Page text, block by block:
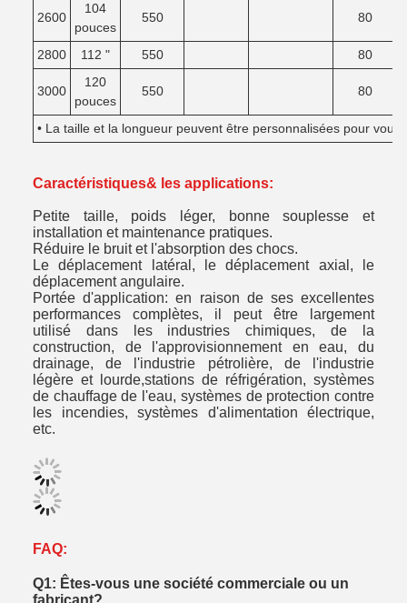
2600
104
pouces
550 80
2800 112 " 550 80
3000
120
pouces
550 80
• La taille et la longueur peuvent être personnalisées pour vous.
Caractéristiques& les applications:
Petite taille, poids léger, bonne souplesse et
installation et maintenance pratiques.
Réduire le bruit et l'absorption des chocs.
Le déplacement latéral, le déplacement axial, le
déplacement angulaire.
Portée d'application: en raison de ses excellentes
performances complètes, il peut être largement
utilisé dans les industries chimiques, de la
construction, de l'approvisionnement en eau, du
drainage, de l'industrie pétrolière, de l'industrie
légère et lourde,stations de réfrigération, systèmes
de chauffage de l'eau, systèmes de protection contre
les incendies, systèmes d'alimentation électrique,
etc.
FAQ:
Q1: Êtes-vous une société commerciale ou un
fabricant?